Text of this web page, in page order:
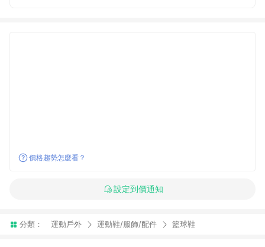
價格趨勢怎麼看？
設定到價通知
分類： 運動戶外 運動鞋/服飾/配件 籃球鞋